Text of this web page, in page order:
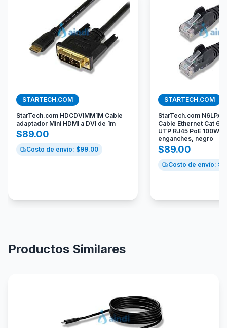
STARTECH.COM
StarTech.com HDCDVIMM1M Cable
adaptador Mini HDMI a DVI de 1m
$89.00
Costo de envío: $99.00
STARTECH.COM
StarTech.com
Cable Ethernet Cat 6
UTP RJ45 PoE 100W
enganches, negro
$89.00
Costo de envío: $
Productos Similares